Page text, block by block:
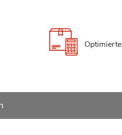
Optimierte